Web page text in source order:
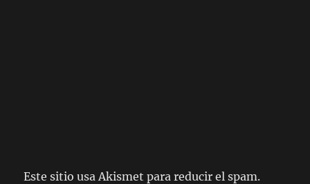
Este sitio usa Akismet para reducir el spam.